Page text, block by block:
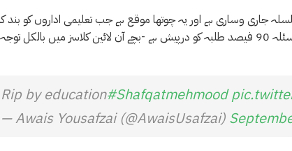
ہونے والا سلسلہ جاری وساری ہے اور یہ چوتھا موقع ہے جب تعلیمی اداروں کو بند
گیا ہے اگرچہ حکومت نے آن لائین کلاسز لینے کا کہا ہے مگر انٹر نیٹ سروس کا مسئلہ 90 فیصد طلبہ کو درپیش ہے -بچے آن لائین کلاسز میں بالکل توجہ
Rip by education#Shafqatmehmood
— Awais Yousafzai (@AwaisUsafzai)